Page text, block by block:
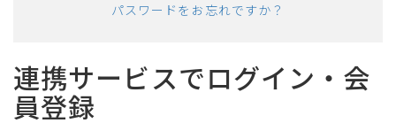
パスワードをお忘れですか？
連携サービスでログイン・会
員登録
サイズ